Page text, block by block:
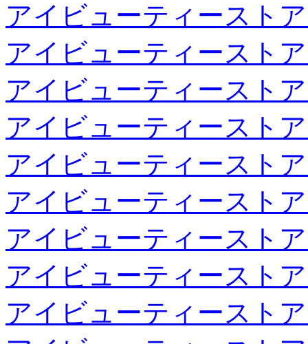
アイビューティースト
アイビューティースト
アイビューティースト
アイビューティースト
アイビューティースト
アイビューティースト
アイビューティースト
アイビューティースト
アイビューティースト